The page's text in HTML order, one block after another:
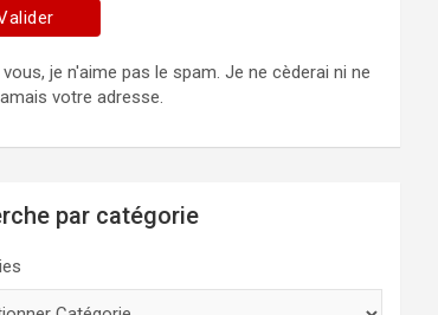
je n'aime pas le spam. Je ne cèderai ni ne
votre adresse.
par catégorie